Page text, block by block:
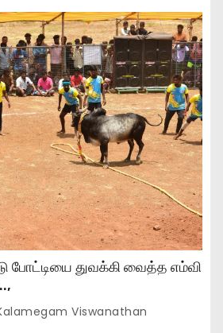
போட்டியை துவக்கி வைத்த எம்வி
Viswanathan